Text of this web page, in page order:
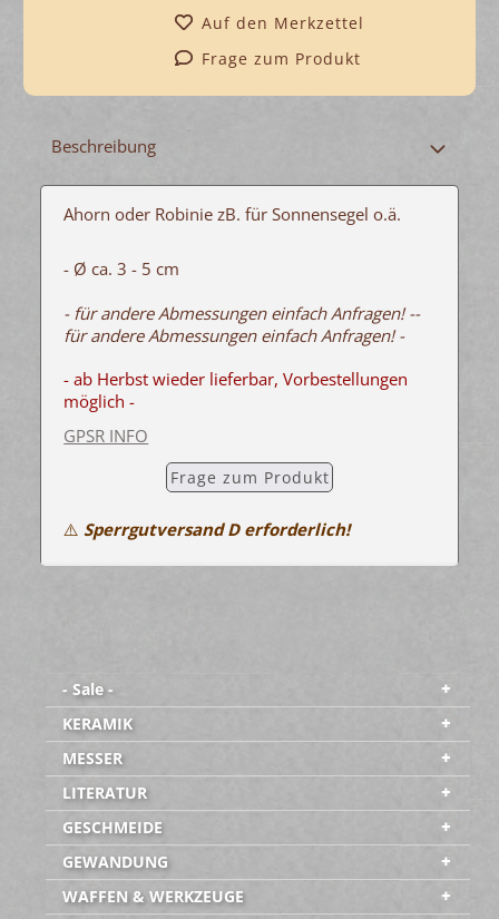
Auf den Merkzettel
Frage zum Produkt
Beschreibung
Ahorn oder Robinie zB. für Sonnensegel o.ä.
- Ø ca. 3 - 5 cm
- für andere Abmessungen einfach Anfragen! --
für andere Abmessungen einfach Anfragen! -
- ab Herbst wieder lieferbar, Vorbestellungen
möglich -
GPSR INFO
Frage zum Produkt
⚠️ Sperrgutversand D erforderlich!
- Sale -
KERAMIK
MESSER
LITERATUR
GESCHMEIDE
GEWANDUNG
WAFFEN & WERKZEUGE